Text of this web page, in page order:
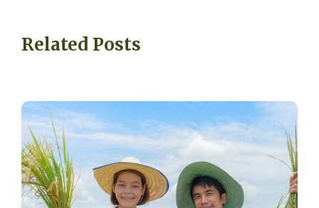
Related Posts